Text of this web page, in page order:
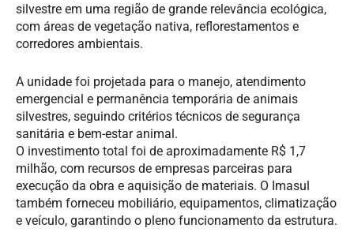
silvestre em uma região de grande relevância ecológica,
com áreas de vegetação nativa, reflorestamentos e
corredores ambientais.
A unidade foi projetada para o manejo, atendimento
emergencial e permanência temporária de animais
silvestres, seguindo critérios técnicos de segurança
sanitária e bem-estar animal.
O investimento total foi de aproximadamente R$ 1,7
milhão, com recursos de empresas parceiras para
execução da obra e aquisição de materiais. O Imasul
também forneceu mobiliário, equipamentos, climatização
e veículo, garantindo o pleno funcionamento da estrutura.